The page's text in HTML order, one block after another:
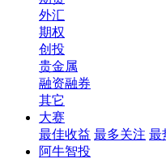
外汇
期权
创投
贵金属
融资融券
其它
大赛
最佳收益 最多关注 最
阿牛智投